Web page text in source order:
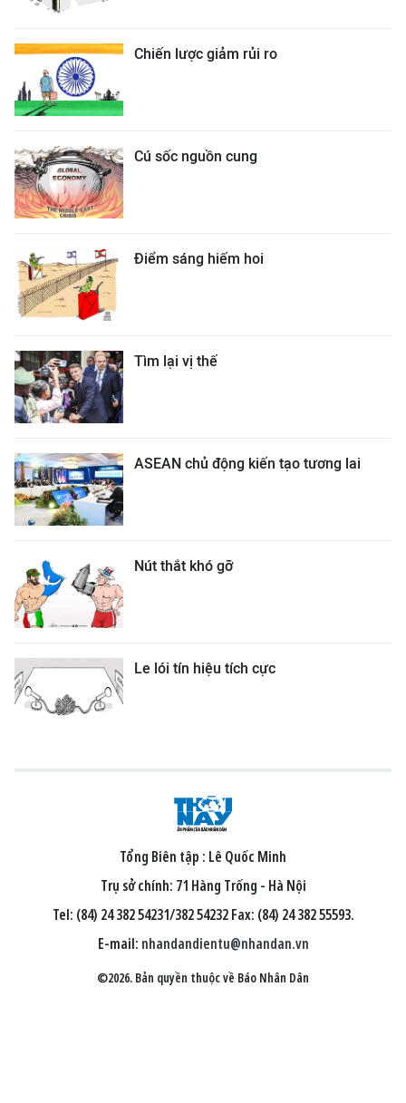
Chiến lược giảm rủi ro
Cú sốc nguồn cung
Điểm sáng hiếm hoi
Tìm lại vị thế
ASEAN chủ động kiến tạo tương lai
Nút thắt khó gỡ
Le lói tín hiệu tích cực
Tổng Biên tập : Lê Quốc Minh
Trụ sở chính: 71 Hàng Trống - Hà Nội
Tel: (84) 24 382 54231/382 54232 Fax: (84) 24 382 55593.
E-mail: nhandandientu@nhandan.vn
©2026. Bản quyền thuộc về Báo Nhân Dân